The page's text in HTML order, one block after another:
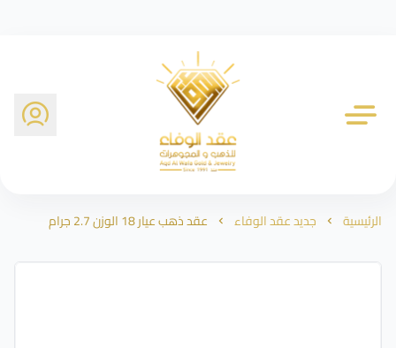
شركة عقد الوفاء للذهب
الرئيسية جديد عقد الوفاء عقد ذهب عيار 18 الوزن 2.7 جرام